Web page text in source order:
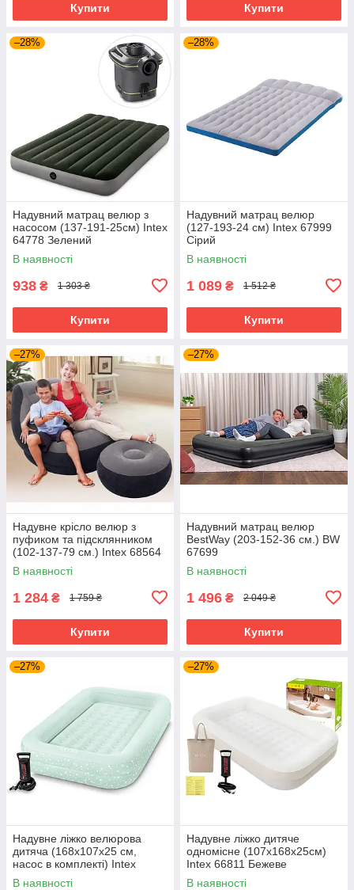
Купити Купити
–28%
Надувний матрац велюр з
насосом (137-191-25см) Intex
64778 Зелений
В наявності
938 ₴ 1 303 ₴
Купити
–28%
Надувний матрац велюр
(127-193-24 см) Intex 67999
Сірий
В наявності
1 089 ₴ 1 512 ₴
Купити
–27%
Надувне крісло велюр з
пуфиком та підсклянником
(102-137-79 см.) Intex 68564
В наявності
1 284 ₴ 1 759 ₴
Купити
–27%
Надувний матрац велюр
BestWay (203-152-36 см.) BW
67699
В наявності
1 496 ₴ 2 049 ₴
Купити
–27%
Надувне ліжко велюрова
дитяча (168x107х25 см,
насос в комплекті) Intex
66810
В наявності
–27%
Надувне ліжко дитяче
одномісне (107х168х25см)
Intex 66811 Бежеве
В наявності